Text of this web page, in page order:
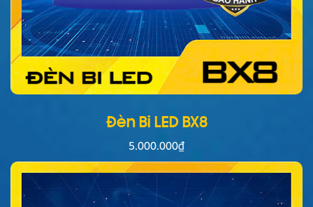
Đèn Bi LED BX8
5.000.000₫